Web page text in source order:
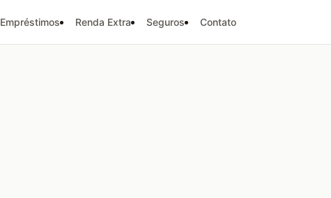
Empréstimos Renda Extra Seguros Contato